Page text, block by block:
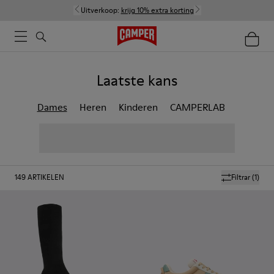
Uitverkoop: krijg 10% extra korting
Laatste kans
Dames Heren Kinderen CAMPERLAB
Filtrar(1)
149ARTIKELEN